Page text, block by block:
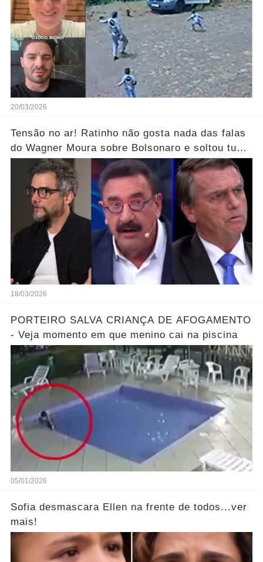
20/03/2026
Tensão no ar! Ratinho não gosta nada das falas
do Wagner Moura sobre Bolsonaro e soltou tudo
sem filtro.... Veja o vídeo
18/03/2026
PORTEIRO SALVA CRIANÇA DE AFOGAMENTO
- Veja momento em que menino cai na piscina
05/01/2026
Sofia desmascara Ellen na frente de todos...ver
mais!